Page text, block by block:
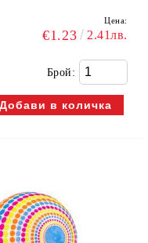
Цена:
€1.23 2.41лв.
Брой: